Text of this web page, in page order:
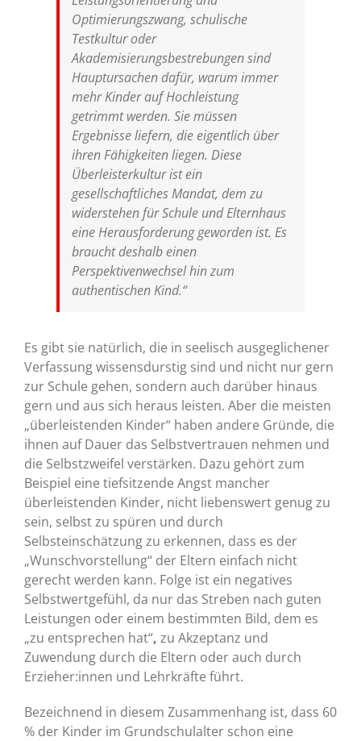
Optimierungszwang, schulische
Testkultur oder
Akademisierungsbestrebungen sind
Hauptursachen dafür, warum immer
mehr Kinder auf Hochleistung
getrimmt werden. Sie müssen
Ergebnisse liefern, die eigentlich über
ihren Fähigkeiten liegen. Diese
Überleisterkultur ist ein
gesellschaftliches Mandat, dem zu
widerstehen für Schule und Elternhaus
eine Herausforderung geworden ist. Es
braucht deshalb einen
Perspektivenwechsel hin zum
authentischen Kind.“
Es gibt sie natürlich, die in seelisch ausgeglichener
Verfassung wissensdurstig sind und nicht nur gern
zur Schule gehen, sondern auch darüber hinaus
gern und aus sich heraus leisten. Aber die meisten
„überleistenden Kinder“ haben andere Gründe, die
ihnen auf Dauer das Selbstvertrauen nehmen und
die Selbstzweifel verstärken. Dazu gehört zum
Beispiel eine tiefsitzende Angst mancher
überleistenden Kinder, nicht liebenswert genug zu
sein, selbst zu spüren und durch
Selbsteinschätzung zu erkennen, dass es der
„Wunschvorstellung“ der Eltern einfach nicht
gerecht werden kann. Folge ist ein negatives
Selbstwertgefühl, da nur das Streben nach guten
Leistungen oder einem bestimmten Bild, dem es
„zu entsprechen hat“, zu Akzeptanz und
Zuwendung durch die Eltern oder auch durch
Erzieher:innen und Lehrkräfte führt.
Bezeichnend in diesem Zusammenhang ist, dass 60
% der Kinder im Grundschulalter schon eine